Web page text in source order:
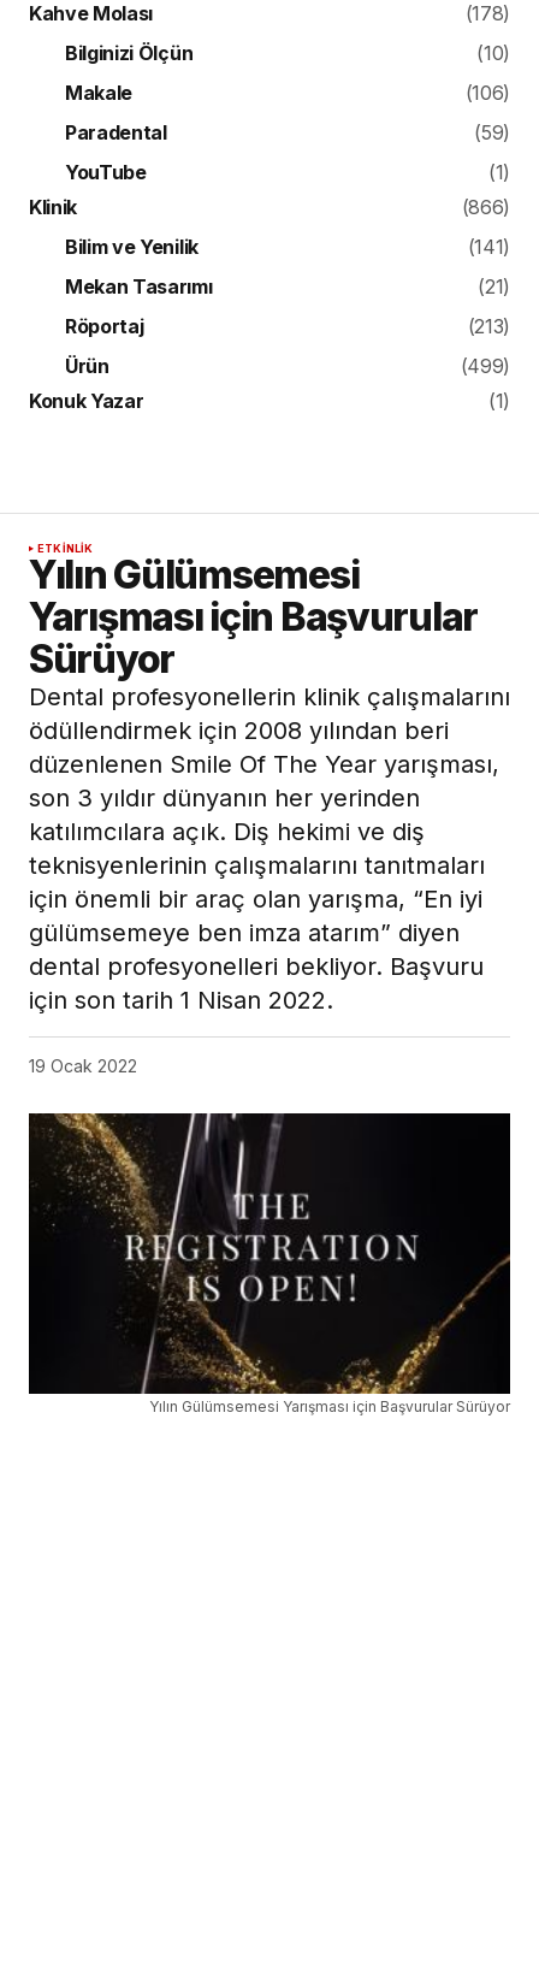
Kahve Molası
(178)
Bilginizi Ölçün
(10)
Makale
(106)
Paradental
(59)
YouTube
(1)
Klinik
(866)
Bilim ve Yenilik
(141)
Mekan Tasarımı
(21)
Röportaj
(213)
Ürün
(499)
Konuk Yazar
(1)
ETKINLIK
Yılın Gülümsemesi
Yarışması için Başvurular
Sürüyor
Dental profesyonellerin klinik çalışmalarını
ödüllendirmek için 2008 yılından beri
düzenlenen Smile Of The Year yarışması,
son 3 yıldır dünyanın her yerinden
katılımcılara açık. Diş hekimi ve diş
teknisyenlerinin çalışmalarını tanıtmaları
için önemli bir araç olan yarışma, “En iyi
gülümsemeye ben imza atarım” diyen
dental profesyonelleri bekliyor. Başvuru
için son tarih 1 Nisan 2022.
19 Ocak 2022
Yılın Gülümsemesi Yarışması için Başvurular Sürüyor